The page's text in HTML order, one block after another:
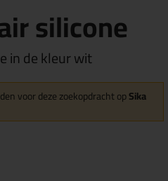
silicone
in de kleur wit
voor deze zoekopdracht opSika